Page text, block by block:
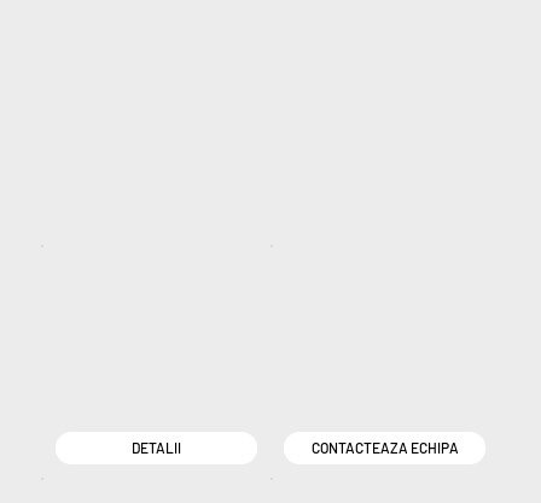
DETALII CONTACTEAZA ECHIPA